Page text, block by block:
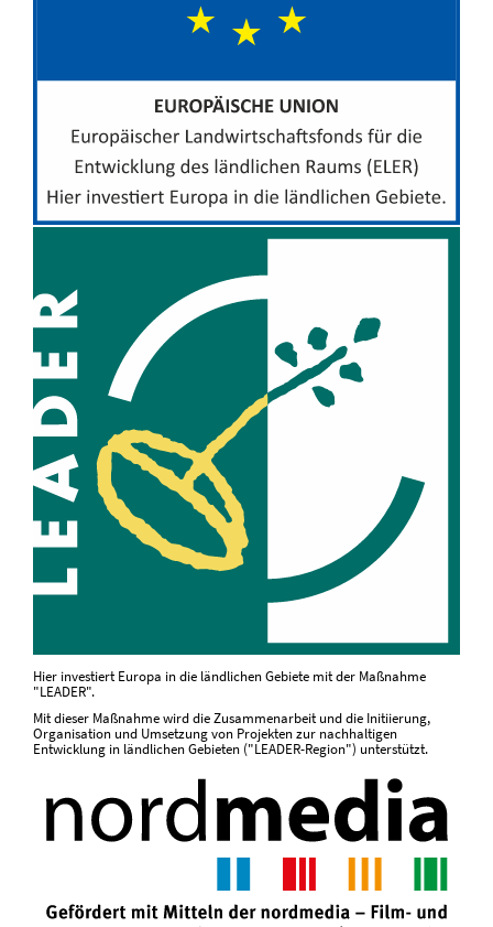
Hier investiert Europa in die ländlichen Gebiete mit der Maßnahme
"LEADER".
Mit dieser Maßnahme wird die Zusammenarbeit und die Initiierung,
Organisation und Umsetzung von Projekten zur nachhaltigen
Entwicklung in ländlichen Gebieten ("LEADER-Region") unterstützt.